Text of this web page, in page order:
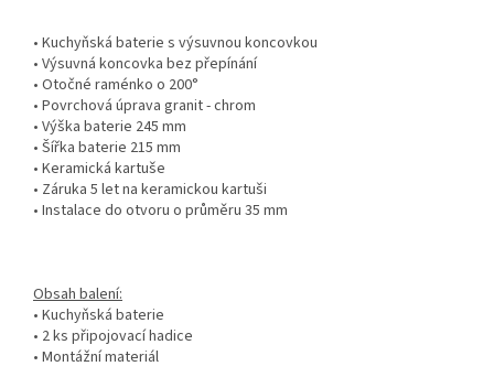
• Kuchyňská baterie s výsuvnou koncovkou
• Výsuvná koncovka bez přepínání
• Otočné raménko o 200°
• Povrchová úprava granit - chrom
• Výška baterie 245 mm
• Šířka baterie 215 mm
• Keramická kartuše
• Záruka 5 let na keramickou kartuši
• Instalace do otvoru o průměru 35 mm
Obsah balení:
• Kuchyňská baterie
• 2 ks připojovací hadice
• Montážní materiál